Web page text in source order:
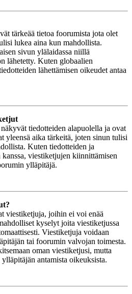
tärkeää tietoa foorumista jota olet
lukea aina kun mahdollista.
sivun ylälaidassa niillä
lähetetty. Kuten globaalien
lähettämisen oikeudet antaa
tiedotteiden alapuolella ja ovat
yleensä aika tärkeitä, joten sinun tulisi
Kuten tiedotteiden ja
viestiketjujen kiinnittämisen
ylläpitäjä.
viestiketjuja, joihin ei voi enää
kyselyt joita viestiketjussa
Viestiketjuja voidaan
tai foorumin valvojan toimesta.
oman viestiketjusi, mutta
antamista oikeuksista.